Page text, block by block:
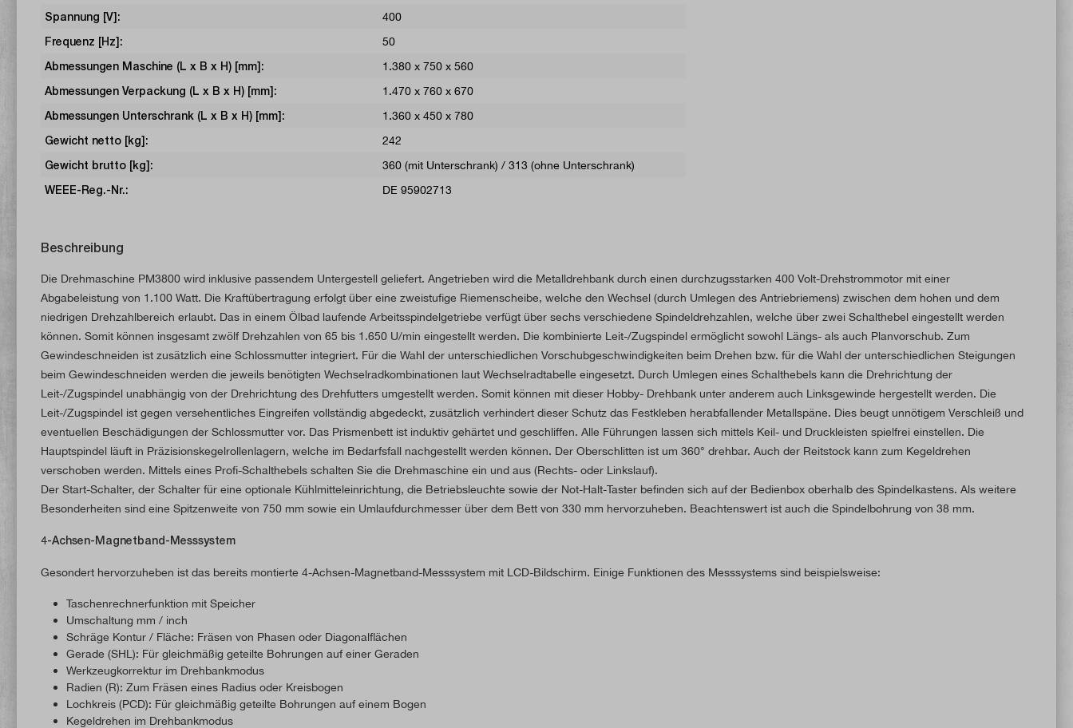
Spannung [V]:
400
Frequenz [Hz]:
50
Abmessungen Maschine (L x B x H) [mm]:
1.380 x 750 x 560
Abmessungen Verpackung (L x B x H) [mm]:
1.470 x 760 x 670
Abmessungen Unterschrank (L x B x H) [mm]:
1.360 x 450 x 780
Gewicht netto [kg]:
242
Gewicht brutto [kg]:
360 (mit Unterschrank) / 313 (ohne Unterschrank)
WEEE-Reg.-Nr.:
DE 95902713
Beschreibung
Die Drehmaschine PM3800 wird inklusive passendem Untergestell geliefert. Angetrieben wird die Metalldrehbank durch einen durchzugsstarken 400 Volt-Drehstrommotor mit einer
Abgabeleistung von 1.100 Watt. Die Kraftübertragung erfolgt über eine zweistufige Riemenscheibe, welche den Wechsel (durch Umlegen des Antriebriemens) zwischen dem hohen und dem
niedrigen Drehzahlbereich erlaubt. Das in einem Ölbad laufende Arbeitsspindelgetriebe verfügt über sechs verschiedene Spindeldrehzahlen, welche über zwei Schalthebel eingestellt werden
können. Somit können insgesamt zwölf Drehzahlen von 65 bis 1.650 U/min eingestellt werden. Die kombinierte Leit-/Zugspindel ermöglicht sowohl Längs- als auch Planvorschub. Zum
Gewindeschneiden ist zusätzlich eine Schlossmutter integriert. Für die Wahl der unterschiedlichen Vorschubgeschwindigkeiten beim Drehen bzw. für die Wahl der unterschiedlichen Steigungen
beim Gewindeschneiden werden die jeweils benötigten Wechselradkombinationen laut Wechselradtabelle eingesetzt. Durch Umlegen eines Schalthebels kann die Drehrichtung der
Leit-/Zugspindel unabhängig von der Drehrichtung des Drehfutters umgestellt werden. Somit können mit dieser Hobby- Drehbank unter anderem auch Linksgewinde hergestellt werden. Die
Leit-/Zugspindel ist gegen versehentliches Eingreifen vollständig abgedeckt, zusätzlich verhindert dieser Schutz das Festkleben herabfallender Metallspäne. Dies beugt unnötigem Verschleiß und
eventuellen Beschädigungen der Schlossmutter vor. Das Prismenbett ist induktiv gehärtet und geschliffen. Alle Führungen lassen sich mittels Keil- und Druckleisten spielfrei einstellen. Die
Hauptspindel läuft in Präzisionskegelrollenlagern, welche im Bedarfsfall nachgestellt werden können. Der Oberschlitten ist um 360° drehbar. Auch der Reitstock kann zum Kegeldrehen
verschoben werden. Mittels eines Profi-Schalthebels schalten Sie die Drehmaschine ein und aus (Rechts- oder Linkslauf).
Der Start-Schalter, der Schalter für eine optionale Kühlmitteleinrichtung, die Betriebsleuchte sowie der Not-Halt-Taster befinden sich auf der Bedienbox oberhalb des Spindelkastens. Als weitere
Besonderheiten sind eine Spitzenweite von 750 mm sowie ein Umlaufdurchmesser über dem Bett von 330 mm hervorzuheben. Beachtenswert ist auch die Spindelbohrung von 38 mm.
4-Achsen-Magnetband-Messsystem
Gesondert hervorzuheben ist das bereits montierte 4-Achsen-Magnetband-Messsystem mit LCD-Bildschirm. Einige Funktionen des Messsystems sind beispielsweise:
Taschenrechnerfunktion mit Speicher
Umschaltung mm / inch
Schräge Kontur / Fläche: Fräsen von Phasen oder Diagonalflächen
Gerade (SHL): Für gleichmäßig geteilte Bohrungen auf einer Geraden
Werkzeugkorrektur im Drehbankmodus
Radien (R): Zum Fräsen eines Radius oder Kreisbogen
Lochkreis (PCD): Für gleichmäßig geteilte Bohrungen auf einem Bogen
Kegeldrehen im Drehbankmodus